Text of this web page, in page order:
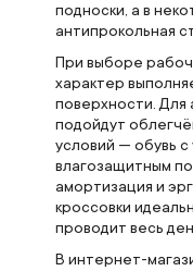
подноски, а в
антипрокольная
При выборе
характер
поверхности. Для
подойдут
условий — обувь
влагозащитным
амортизация и
кроссовки
проводит весь
В интернет-